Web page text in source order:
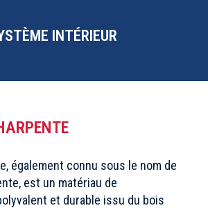
INTÉRIEUR
également connu sous le nom de
est un matériau de
et durable issu du bois